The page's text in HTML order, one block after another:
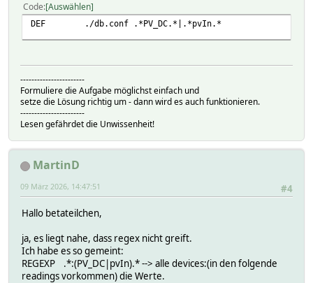
Code Auswählen
DEF ./db.conf .*PV_DC.*|.*pvIn.*
-----------------------
Formuliere die Aufgabe möglichst einfach und
setze die Lösung richtig um - dann wird es auch funktionieren.
-----------------------
Lesen gefährdet die Unwissenheit!
MartinD
#4
09 März 2026, 14:47:51
Hallo betateilchen,
ja, es liegt nahe, dass regex nicht greift.
Ich habe es so gemeint:
REGEXP .*:(PV_DC|pvIn).* --> alle devices:(in den folgende
readings vorkommen) die Werte.